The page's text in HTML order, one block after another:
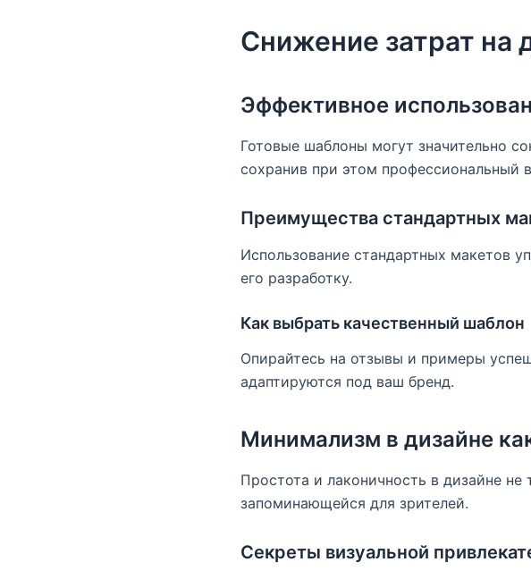
Снижение затрат на
Эффективное
Готовые шаблоны могут значительно
сохранив при этом профессиональный
Преимущества стандартных
Использование стандартных макетов
его разработку.
Как выбрать качественный шаблон
Опирайтесь на отзывы и примеры
адаптируются под ваш бренд.
Минимализм в дизайне
Простота и лаконичность в дизайне
запоминающейся для зрителей.
Секреты визуальной